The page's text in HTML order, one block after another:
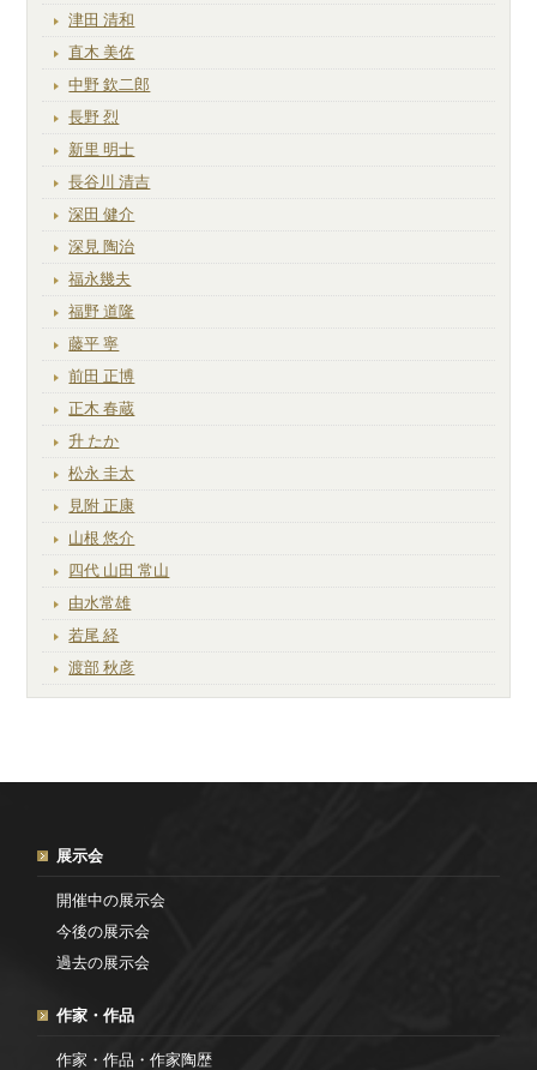
津田 清和
直木 美佐
中野 欽二郎
長野 烈
新里 明士
長谷川 清吉
深田 健介
深見 陶治
福永幾夫
福野 道隆
藤平 寧
前田 正博
正木 春蔵
升 たか
松永 圭太
見附 正康
山根 悠介
四代 山田 常山
由水常雄
若尾 経
渡部 秋彦
展示会
開催中の展示会
今後の展示会
過去の展示会
作家・作品
作家・作品・作家陶歴